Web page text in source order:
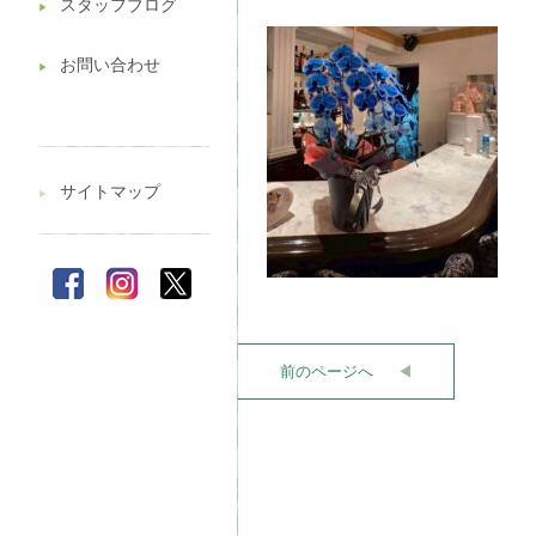
▶︎ スタッフブログ
▶︎ お問い合わせ
▶︎ サイトマップ
前のページへ ◀︎